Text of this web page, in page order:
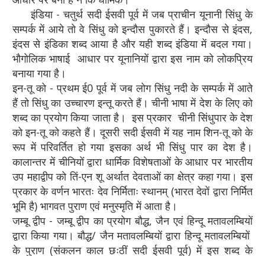
इंडिया - चतुर्थ सदी ईसवी पूर्व में जब प्राचीन यूनानी सिंधु के
सम्पर्क में आये तो वे सिंधु को इन्दौस पुकारते हैं। इन्दौस से इंदस,
इंदस से इंडिका शब्द आया है और यही शब्द इंडिया में बदल गया।
भौगोलिक भाषाई आधार पर यूनानियों द्वारा इस नाम को लोकप्रिय
बनाया गया है।
इन-तू को - प्रथम ई0 पूर्व में जब लोग सिंधु नदी के सम्पर्क में आते
हैं तो सिंधु का उच्चारण इन्तू करते हैं। चीनी भाषा में देश के लिए को
शब्द का प्रयोग किया जाता है। इस प्रकार चीनी सिंधुपार के देश
को इन-तू को कहते हैं। दूसरी सदी ईसवी में यह नाम शिन-तू को के
रूप में परिवर्तित हो गया इसका अर्थ भी सिंधु पार का देश है।
कालान्तर में चीनियों द्वारा धार्मिक विशेषताओं के आधार पर भारतीय
उप महाद्वीप को तिं-एन शू अर्थात देवताओं का क्षेत्र कहा गया। इस
प्रकार के वर्णन भारतः देव निर्मिताः स्थानम् (भारत देवों द्वारा निर्मित
भूमि है) भागवत पुराण एवं मनुस्मृति में आता है।
जम्बू द्वीप - जम्बू द्वीप का प्रयोग बौद्ध, जैन एवं हिन्दू मतावलम्बियों
द्वारा किया गया। बौद्ध/ जैन मतावलम्बियों द्वारा हिन्दू मतावलम्बियों
के पुराण (संकलन काल छःठीं सदी ईसवी पूर्व) में इस शब्द के